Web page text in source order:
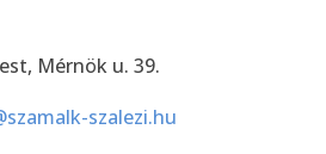
Mérnök u. 39.
szalezi.hu